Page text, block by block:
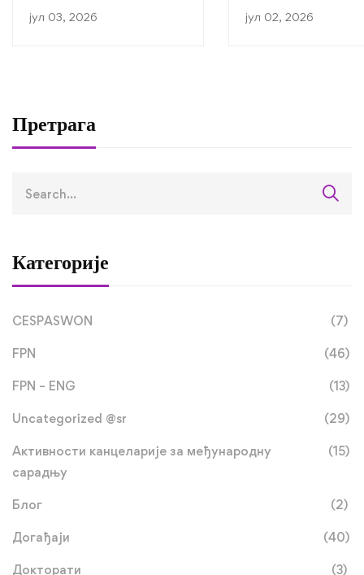
јул 03, 2026 јул 02, 2026
Претрага
Категорије
CESPASWON (7)
FPN (46)
FPN – ENG (13)
Uncategorized @sr (29)
Активности канцеларије за међународну
сарадњу
(15)
Блог (2)
Догађаји (40)
Докторати (3)